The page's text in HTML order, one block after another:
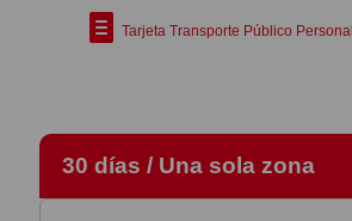
Tarjeta Transporte Público Personal
30 días / Una sola zona